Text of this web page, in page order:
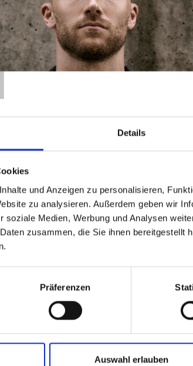
Details
und Anzeigen zu personalisieren,
zu analysieren. Außerdem geben wir
soziale Medien, Werbung und Analysen
zusammen, die Sie ihnen bereitgestellt
Präferenzen
Auswahl erlauben
ÄHNLICHE